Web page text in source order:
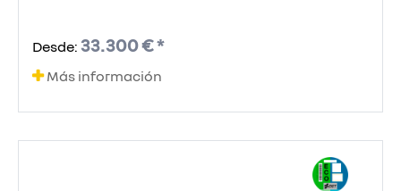
Desde: 33.300 € *
Más información